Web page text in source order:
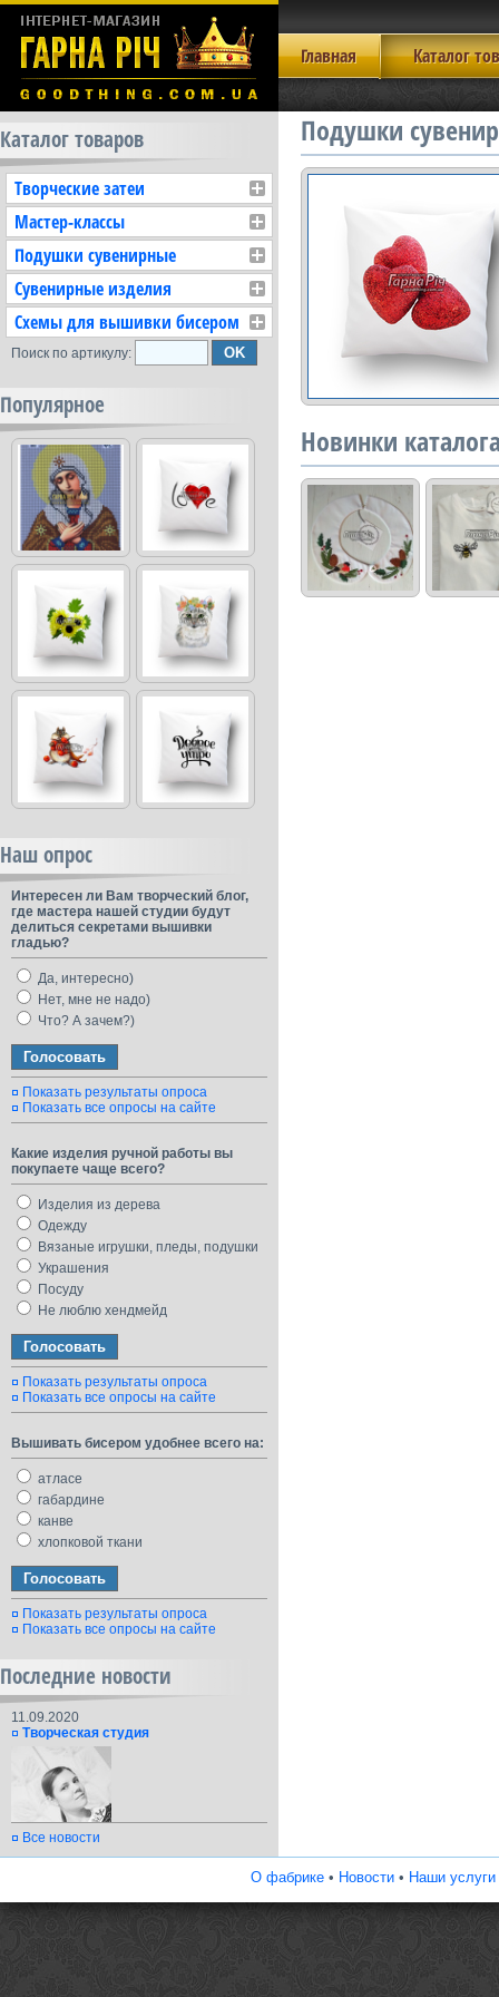
Главная Каталог
Каталог товаров
Творческие затеи
Мастер-классы
Подушки сувенирные
Сувенирные изделия
Схемы для вышивки бисером
Поиск по артикулу:
Популярное
Наш опрос
Интересен ли Вам творческий блог,
где мастера нашей студии будут
делиться секретами вышивки
гладью?
Да, интересно)
Нет, мне не надо)
Что? А зачем?)
Показать результаты опроса
Показать все опросы на сайте
Какие изделия ручной работы вы
покупаете чаще всего?
Изделия из дерева
Одежду
Вязаные игрушки, пледы, подушки
Украшения
Посуду
Не люблю хендмейд
Показать результаты опроса
Показать все опросы на сайте
Вышивать бисером удобнее всего на:
атласе
габардине
канве
хлопковой ткани
Показать результаты опроса
Показать все опросы на сайте
Последние новости
11.09.2020
Творческая студия
Все новости
Подушки
Новинки
О фабрике• Новости• Наши услуги